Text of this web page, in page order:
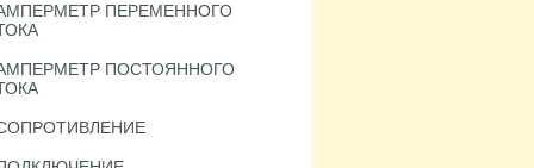
ПЕРЕМЕННОГО
ПОСТОЯННОГО